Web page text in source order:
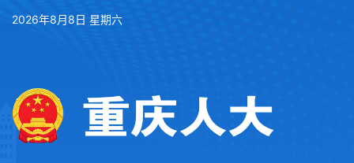
2026年8月8日 星期六